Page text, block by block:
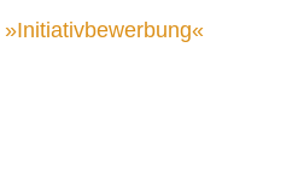
Initiativbewerbung